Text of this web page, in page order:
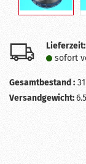
Lieferzeit:
sofort
Gesamtbestand : 31
Versandgewicht:6.5